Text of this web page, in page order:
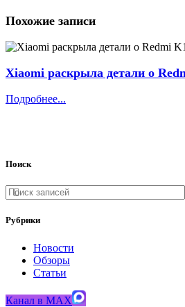
Похожие записи
Xiaomi раскрыла детали о
Подробнее...
Поиск
Рубрики
Новости
Обзоры
Статьи
Канал в MAX